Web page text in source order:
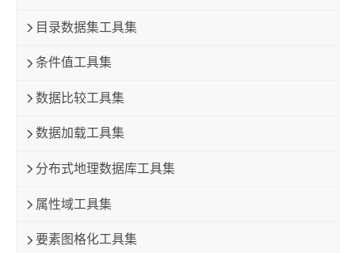
目录数据集工具集
条件值工具集
数据比较工具集
数据加载工具集
分布式地理数据库工具集
属性域工具集
要素图格化工具集